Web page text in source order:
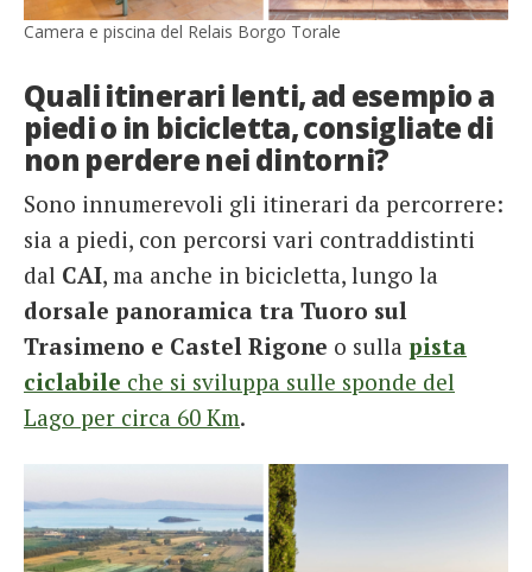
Camera e piscina del Relais Borgo Torale
Quali itinerari lenti, ad esempio a
piedi o in bicicletta, consigliate di
non perdere nei dintorni?
Sono innumerevoli gli itinerari da percorrere:
sia a piedi, con percorsi vari contraddistinti
dal CAI, ma anche in bicicletta, lungo la
dorsale panoramica tra Tuoro sul
Trasimeno e Castel Rigone o sulla pista
ciclabile che si sviluppa sulle sponde del
Lago per circa 60 Km.